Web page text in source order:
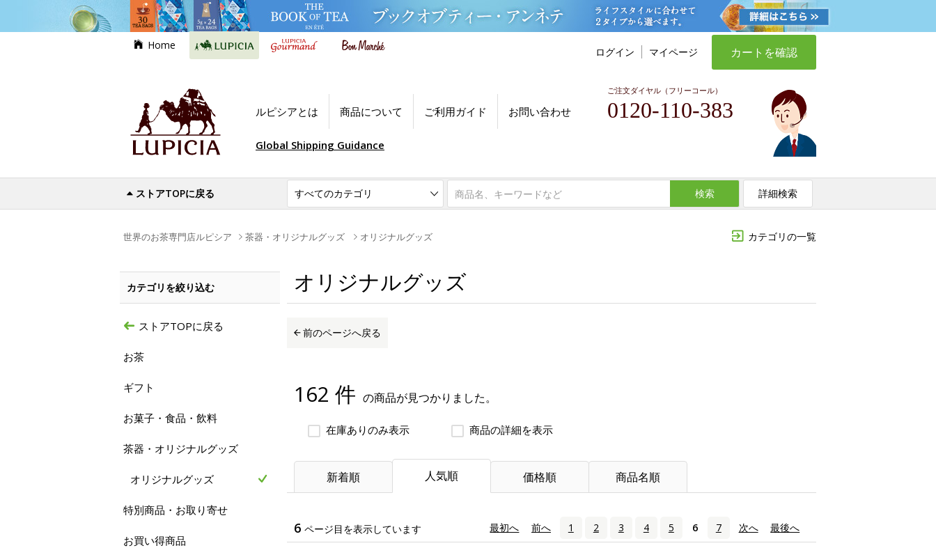
Home
ログイン マイページ カートを確認
ルピシアとは 商品について ご利用ガイド お問い合わせ
ご注文ダイヤル（フリーコール）
0120-110-383
Global Shipping Guidance
ストアTOPに戻る 検索 詳細検索
カテゴリの一覧
世界のお茶専門店ルピシア 茶器・オリジナルグッズ オリジナルグッズ
オリジナルグッズ
前のページへ戻る
162 件 の商品が見つかりました。
在庫ありのみ表示 商品の詳細を表示
新着順 人気順 価格順 商品名順
6 ページ目を表示しています 最初へ 前へ 1 2 3 4 5 6 7 次へ 最後へ
カテゴリを絞り込む
ストアTOPに戻る
お茶
ギフト
お菓子・食品・飲料
茶器・オリジナルグッズ
オリジナルグッズ
特別商品・お取り寄せ
お買い得商品